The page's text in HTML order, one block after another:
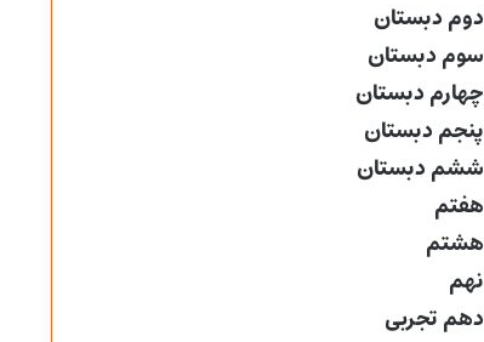
دوم دبستان
سوم دبستان
چهارم دبستان
پنجم دبستان
ششم دبستان
هفتم
هشتم
نهم
دهم تجربی